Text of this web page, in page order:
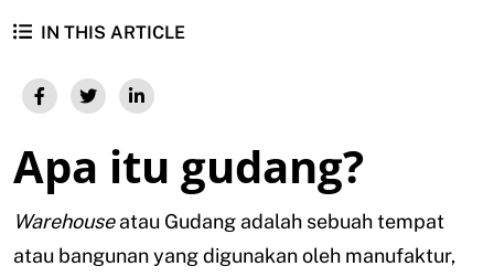
IN THIS ARTICLE
Apa itu gudang?
Warehouseatau Gudang adalah sebuah tempat
atau bangunan yang digunakan oleh manufaktur,